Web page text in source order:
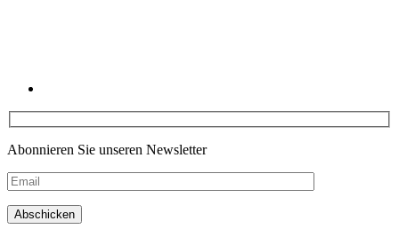
Abonnieren Sie unseren Newsletter